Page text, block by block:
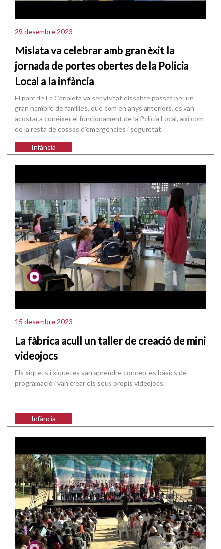
29 desembre 2023
Mislata va celebrar amb gran èxit la
jornada de portes obertes de la Policia
Local a la infància
El parc de La Canaleta va ser visitat dissabte passat per un
gran nombre de famílies, que com en anys anteriors, es van
acostar a conéixer el funcionament de la Policia Local, així com
de la resta de cossos d'emergències i seguretat.
Infància
15 desembre 2023
La fàbrica acull un taller de creació de mini
videojocs
Els xiquets i xiquetes van aprendre conceptes bàsics de
programació i van crear els seus propis videojocs.
Infància